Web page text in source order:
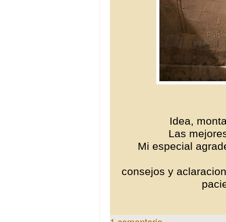
Idea,
Las
Mi especial
consejos y